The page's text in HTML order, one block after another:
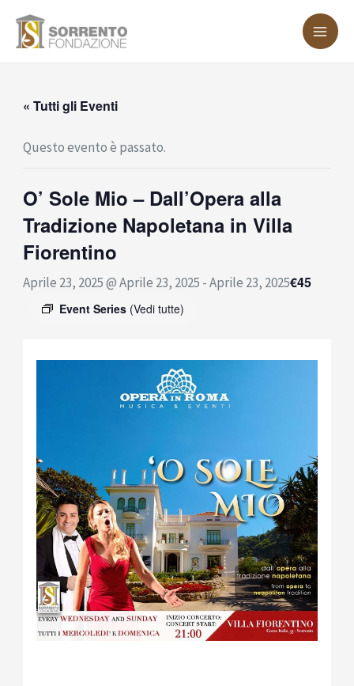
« Tutti gli Eventi
Questo evento è passato.
O’ Sole Mio – Dall’Opera alla
Tradizione Napoletana in Villa
Fiorentino
Aprile 23, 2025 @ Aprile 23, 2025 -Aprile 23, 2025
Event Series (Vedi tutte)
€45